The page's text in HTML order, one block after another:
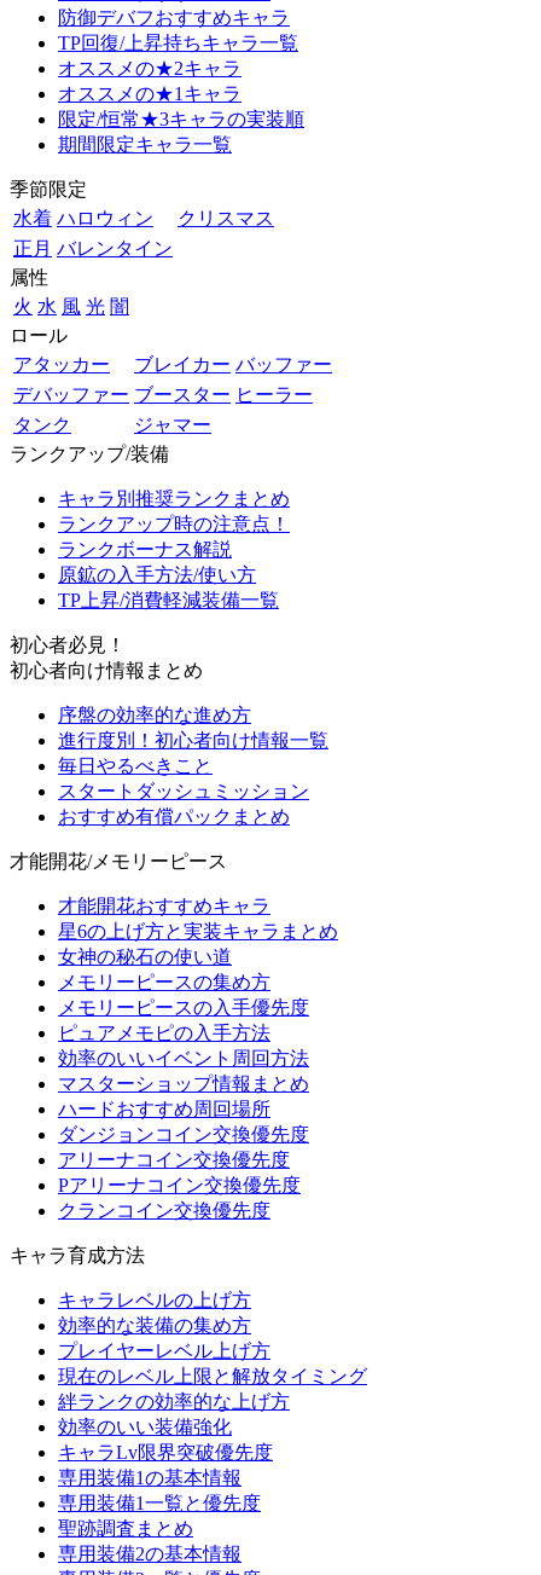
防御デバフおすすめキャラ
TP回復/上昇持ちキャラ一覧
オススメの★2キャラ
オススメの★1キャラ
限定/恒常★3キャラの実装順
期間限定キャラ一覧
季節限定
水着 ハロウィン
クリスマス
正月 バレンタイン
属性
火 水 風 光 闇
ロール
アタッカー
ブレイカー バッファー
デバッファー ブースター ヒーラー
タンク
ジャマー
ランクアップ/装備
キャラ別推奨ランクまとめ
ランクアップ時の注意点！
ランクボーナス解説
原鉱の入手方法/使い方
TP上昇/消費軽減装備一覧
初心者必見！
初心者向け情報まとめ
序盤の効率的な進め方
進行度別！初心者向け情報一覧
毎日やるべきこと
スタートダッシュミッション
おすすめ有償パックまとめ
才能開花/メモリーピース
才能開花おすすめキャラ
星6の上げ方と実装キャラまとめ
女神の秘石の使い道
メモリーピースの集め方
メモリーピースの入手優先度
ピュアメモピの入手方法
効率のいいイベント周回方法
マスターショップ情報まとめ
ハードおすすめ周回場所
ダンジョンコイン交換優先度
アリーナコイン交換優先度
Pアリーナコイン交換優先度
クランコイン交換優先度
キャラ育成方法
キャラレベルの上げ方
効率的な装備の集め方
プレイヤーレベル上げ方
現在のレベル上限と解放タイミング
絆ランクの効率的な上げ方
効率のいい装備強化
キャラLv限界突破優先度
専用装備1の基本情報
専用装備1一覧と優先度
聖跡調査まとめ
専用装備2の基本情報